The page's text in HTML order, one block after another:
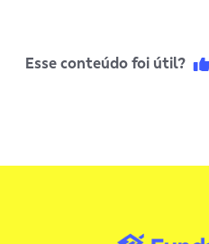
Esse conteúdo foi útil?